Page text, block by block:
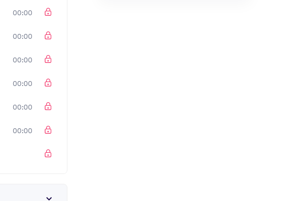
00:00
00:00
00:00
00:00
00:00
00:00